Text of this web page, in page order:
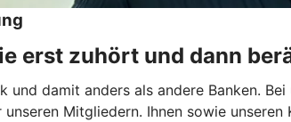
erst zuhört und dann
und damit anders als andere Banken.
Mitgliedern. Ihnen sowie